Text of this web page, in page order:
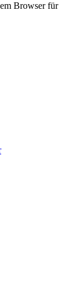
Browser für